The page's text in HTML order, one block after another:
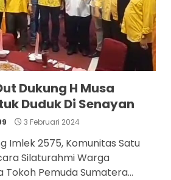
Dukung H Musa
Duduk Di Senayan
3 Februari 2024
Imlek 2575, Komunitas Satu
Silaturahmi Warga
Tokoh Pemuda Sumatera...